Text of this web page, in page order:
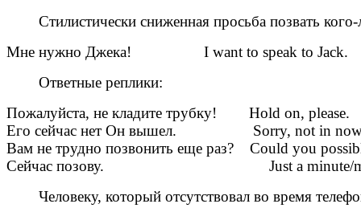
Стилистически сниженная просьба позвать кого-
Мне нужно Джека! I want to speak to Jack.
Ответные реплики:
Пожалуйста, не кладите трубку! Hold on, please.
Его сейчас нет Он вышел. Sorry, not in now.
Вам не трудно позвонить еще раз? Could you
Сейчас позову. Just a minute/
Человеку, который отсутствовал во время